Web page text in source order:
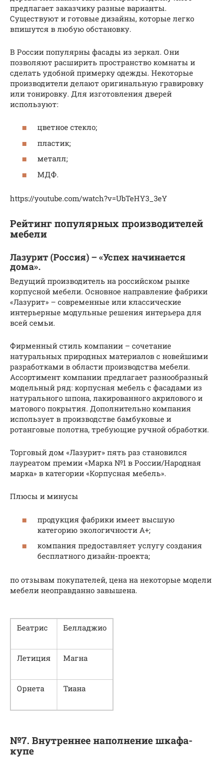
предлагает заказчику разные варианты.
Существуют и готовые дизайны, которые легко
впишутся в любую обстановку.
В России популярны фасады из зеркал. Они
позволяют расширить пространство комнаты и
сделать удобной примерку одежды. Некоторые
производители делают оригинальную гравировку
или тонировку. Для изготовления дверей
используют:
цветное стекло;
пластик;
металл;
МДФ.
https://youtube.com/watch?v=UbTeHY3_3eY
Рейтинг популярных производителей
мебели
Лазурит (Россия) – «Успех начинается
дома».
Ведущий производитель на российском рынке
корпусной мебели. Основное направление фабрики
«Лазурит» – современные или классические
интерьерные модульные решения интерьера для
всей семьи.
Фирменный стиль компании – сочетание
натуральных природных материалов с новейшими
разработками в области производства мебели.
Ассортимент компании предлагает разнообразный
модельный ряд: корпусная мебель с фасадами из
натурального шпона, лакированного акрилового и
матового покрытия. Дополнительно компания
использует в производстве бамбуковые и
ротанговые полотна, требующие ручной обработки.
Торговый дом «Лазурит» пять раз становился
лауреатом премии «Марка №1 в России/Народная
марка» в категории «Корпусная мебель».
Плюсы и минусы
продукция фабрики имеет высшую
категорию экологичности А+;
компания предоставляет услугу создания
бесплатного дизайн-проекта;
по отзывам покупателей, цена на некоторые модели
мебели неоправданно завышена.
Беатрис Белладжио
Летиция Магна
Орнета Тиана
№7. Внутреннее наполнение шкафа-
купе